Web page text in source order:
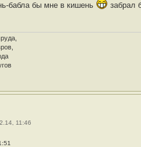
бабла бы мне в кишень забрал
11:46